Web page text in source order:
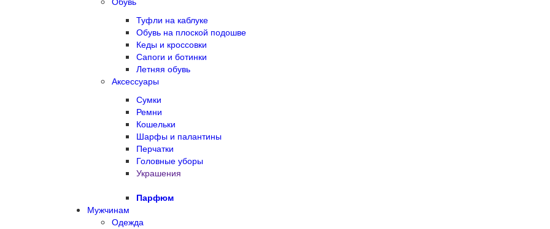
Туфли на каблуке
Обувь на плоской подошве
Кеды и кроссовки
Сапоги и ботинки
Летняя обувь
Аксессуары
Сумки
Ремни
Кошельки
Шарфы и палантины
Перчатки
Головные уборы
Украшения
Парфюм
Мужчинам
Одежда